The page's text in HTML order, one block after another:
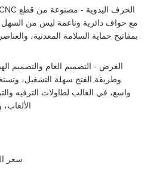
مع حواف دائرية وناعمة ليس من
بمفاتيح حماية السلامة المعدنية،
الغرض - التصميم العام والتصميم
وطريقة الفتح سهلة التشغيل،
واسع، في الغالب لطاولات الترفيه
الألعاب،
سعر